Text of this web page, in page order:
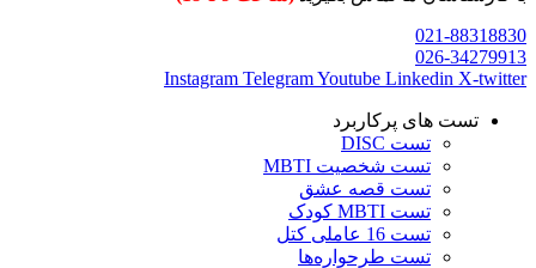
021-88318830
026-34279913
Instagram TelegramYoutube Linkedin X-twitter
تست های پرکاربرد
تست DISC
تست شخصیت MBTI
تست قصه عشق
تست MBTI کودک
تست 16 عاملی کتل
تست طرحواره‌ها